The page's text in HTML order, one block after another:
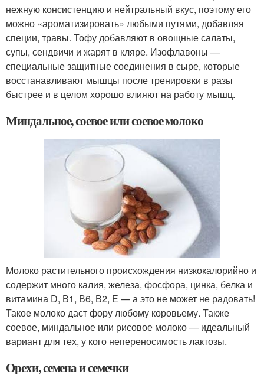
нежную консистенцию и нейтральный вкус, поэтому его
можно «ароматизировать» любыми путями, добавляя
специи, травы. Тофу добавляют в овощные салаты,
супы, сендвичи и жарят в кляре. Изофлавоны —
специальные защитные соединения в сыре, которые
восстанавливают мышцы после тренировки в разы
быстрее и в целом хорошо влияют на работу мышц.
Миндальное, соевое или соевое молоко
Молоко растительного происхождения низкокалорийно и
содержит много калия, железа, фосфора, цинка, белка и
витамина D, В1, В6, В2, Е — а это не может не радовать!
Такое молоко даст фору любому коровьему. Также
соевое, миндальное или рисовое молоко — идеальный
вариант для тех, у кого непереносимость лактозы.
Орехи, семена и семечки